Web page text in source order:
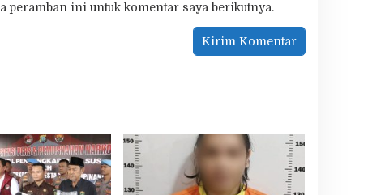
peramban ini untuk komentar saya berikutnya.